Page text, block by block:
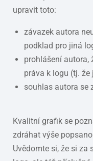
upravit toto:
závazek autora
podklad pro jiná
prohlášení autora,
práva k logu (tj. že
souhlas autora se
Kvalitní grafik se
zdráhat výše
Uvědomte si, že si za